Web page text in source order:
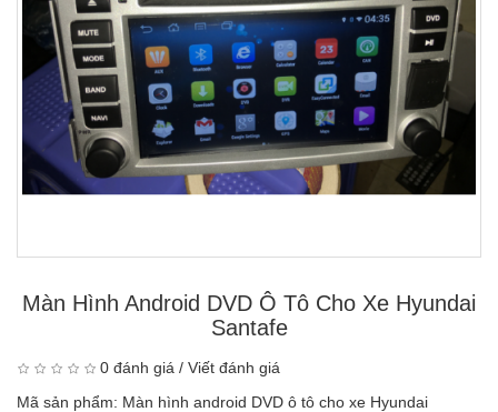
Màn Hình Android DVD Ô Tô Cho Xe Hyundai
Santafe
0 đánh giá / Viết đánh giá
Mã sản phẩm: Màn hình android DVD ô tô cho xe Hyundai